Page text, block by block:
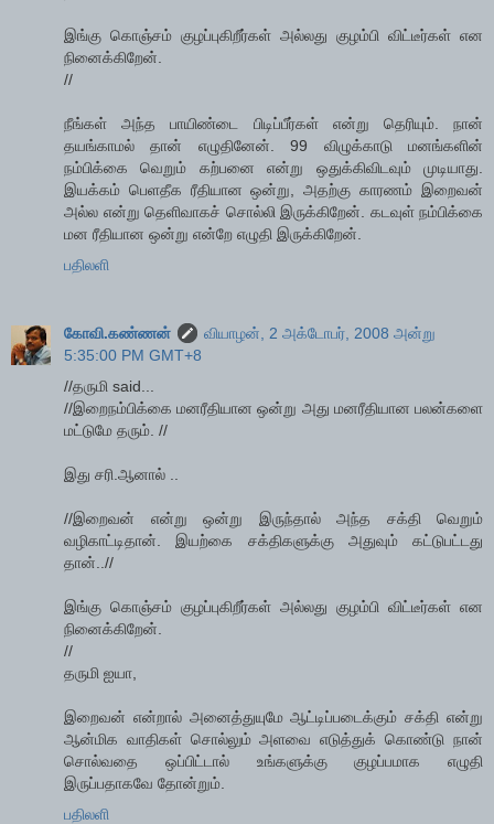
இங்கு கொஞ்சம் குழப்புகிறீர்கள் அல்லது குழம்பி விட்டீர்கள் என
நினைக்கிறேன்.
//
நீங்கள் அந்த பாயிண்டை பிடிப்பீர்கள் என்று தெரியும். நான்
தயங்காமல் தான் எழுதினேன். 99 விழுக்காடு மனங்களின்
நம்பிக்கை வெறும் கற்பனை என்று ஒதுக்கிவிடவும் முடியாது.
இயக்கம் பெளதீக ரீதியான ஒன்று, அதற்கு காரணம் இறைவன்
அல்ல என்று தெளிவாகச் சொல்லி இருக்கிறேன். கடவுள் நம்பிக்கை
மன ரீதியான ஒன்று என்றே எழுதி இருக்கிறேன்.
பதிலளி
கோவி.கண்ணன்
வியாழன், 2 அக்டோபர், 2008 அன்று
5:35:00 PM GMT+8
//தருமி said...
//இறைநம்பிக்கை மனரீதியான ஒன்று அது மனரீதியான பலன்களை
மட்டுமே தரும். //
இது சரி.ஆனால் ..
//இறைவன் என்று ஒன்று இருந்தால் அந்த சக்தி வெறும்
வழிகாட்டிதான். இயற்கை சக்திகளுக்கு அதுவும் கட்டுபட்டது
தான்..//
இங்கு கொஞ்சம் குழப்புகிறீர்கள் அல்லது குழம்பி விட்டீர்கள் என
நினைக்கிறேன்.
//
தருமி ஐயா,
இறைவன் என்றால் அனைத்துயுமே ஆட்டிப்படைக்கும் சக்தி என்று
ஆன்மிக வாதிகள் சொல்லும் அளவை எடுத்துக் கொண்டு நான்
சொல்வதை ஒப்பிட்டால் உங்களுக்கு குழப்பமாக எழுதி
இருப்பதாகவே தோன்றும்.
பதிலளி